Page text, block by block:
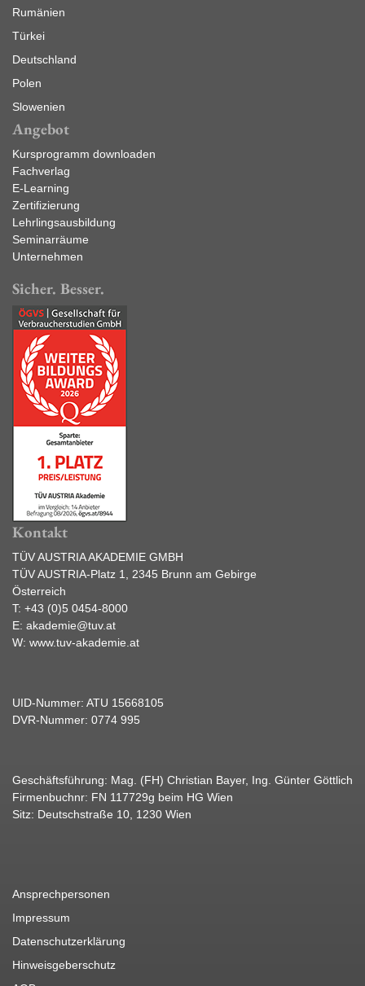
Rumänien
Türkei
Deutschland
Polen
Slowenien
Angebot
Kursprogramm downloaden
Fachverlag
E-Learning
Zertifizierung
Lehrlingsausbildung
Seminarräume
Unternehmen
Sicher. Besser.
Kontakt
TÜV AUSTRIA AKADEMIE GMBH
TÜV AUSTRIA-Platz 1, 2345 Brunn am Gebirge
Österreich
T: +43 (0)5 0454-8000
E: akademie@tuv.at
W: www.tuv-akademie.at
UID-Nummer: ATU 15668105
DVR-Nummer: 0774 995
Geschäftsführung: Mag. (FH) Christian Bayer, Ing. Günter Göttlich
Firmenbuchnr: FN 117729g beim HG Wien
Sitz: Deutschstraße 10, 1230 Wien
Ansprechpersonen
Impressum
Datenschutzerklärung
Hinweisgeberschutz